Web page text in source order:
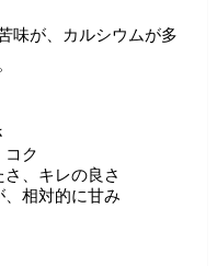
味が、カルシウムが多
コク
、キレの良さ
相対的に甘み